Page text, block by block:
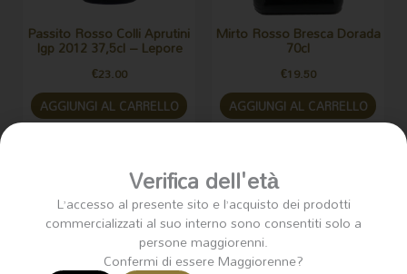
Passito Rosso Colli Aprutini
Igp 2012 37,5cl – Lepore
€23.00
AGGIUNGI AL CARRELLO
Mirto Rosso Bresca Dorada
70cl
€19.50
AGGIUNGI AL CARRELLO
Verifica dell'età
L’accesso al presente sito e l’acquisto dei prodotti
commercializzati al suo interno sono consentiti solo a
persone maggiorenni.
Confermi di essere Maggiorenne?